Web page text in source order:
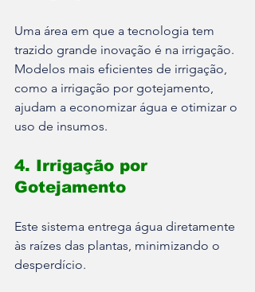
Uma área em que a tecnologia tem
trazido grande inovação é na irrigação.
Modelos mais eficientes de irrigação,
como a irrigação por gotejamento,
ajudam a economizar água e otimizar o
uso de insumos.
4. Irrigação por
Gotejamento
Este sistema entrega água diretamente
às raízes das plantas, minimizando o
desperdício.